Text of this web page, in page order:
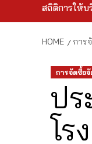
สถิติการให้บ
HOME การ
การจัดซื้อจั
ปร
โร